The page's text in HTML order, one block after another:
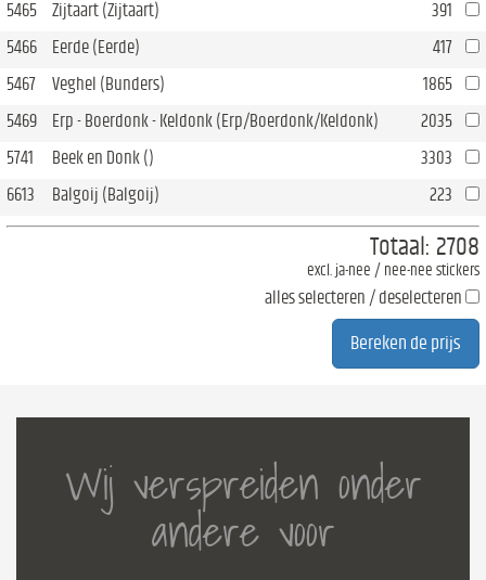
5465
Zijtaart (Zijtaart)
391
5466
Eerde (Eerde)
417
5467
Veghel (Bunders)
1865
5469
Erp - Boerdonk - Keldonk (Erp/Boerdonk/Keldonk)
2035
5741
Beek en Donk ()
3303
6613
Balgoij (Balgoij) 223
Totaal: 2708
excl. ja-nee / nee-nee stickers
alles selecteren / deselecteren
Wij verspreiden onder
andere voor